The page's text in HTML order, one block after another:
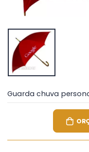
Guarda chuva